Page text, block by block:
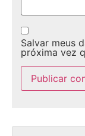
Salvar meus
próxima vez